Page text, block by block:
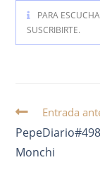
PARA
SUSCRIBIRTE.
Entrada
Monchi